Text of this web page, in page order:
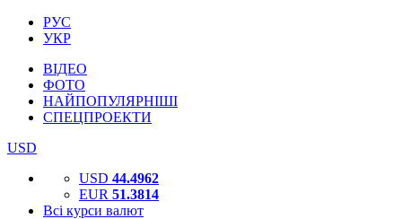
РУС
УКР
ВІДЕО
ФОТО
НАЙПОПУЛЯРНІШІ
СПЕЦПРОЕКТИ
USD
USD 44.4962
EUR 51.3814
Всі курси валют